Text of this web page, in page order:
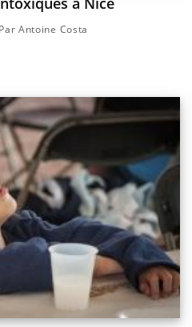
Par Antoine Costa